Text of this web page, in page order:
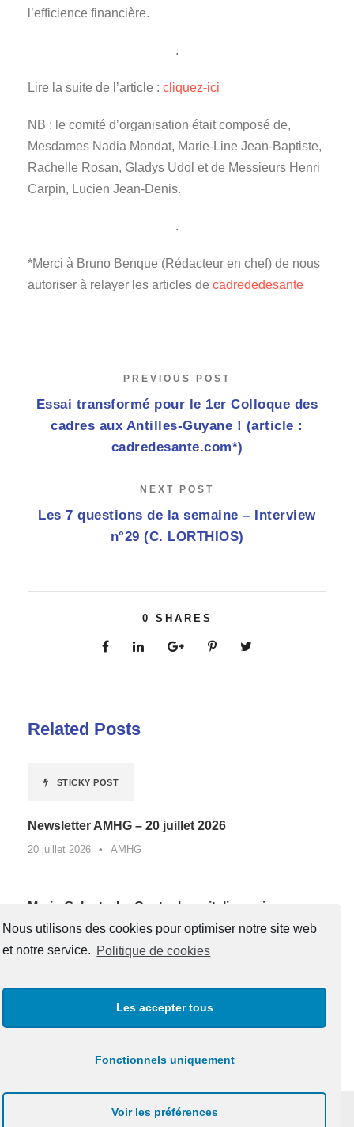
Nous utilisons des cookies pour optimiser notre site web
et notre service. Politique de cookies
Les accepter tous
Fonctionnels uniquement
Voir les préférences
l’efficience financière.
.
Lire la suite de l’article : cliquez-ici
NB : le comité d’organisation était composé de,
Mesdames Nadia Mondat, Marie-Line Jean-Baptiste,
Rachelle Rosan, Gladys Udol et de Messieurs Henri
Carpin, Lucien Jean-Denis.
.
*Merci à Bruno Benque (Rédacteur en chef) de nous
autoriser à relayer les articles de cadrededesante
PREVIOUS POST
Essai transformé pour le 1er Colloque des
cadres aux Antilles-Guyane ! (article :
cadredesante.com*)
NEXT POST
Les 7 questions de la semaine – Interview
n°29 (C. LORTHIOS)
0 SHARES
Related Posts
STICKY POST
Newsletter AMHG – 20 juillet 2026
20 juillet 2026 • AMHG
Marie-Galante. Le Centre hospitalier, unique
lauréat de Guadeloupe d’un appel à projets
national contre la sédentarité au travail*
AMHG
« Un père, une boussole pour la vie »